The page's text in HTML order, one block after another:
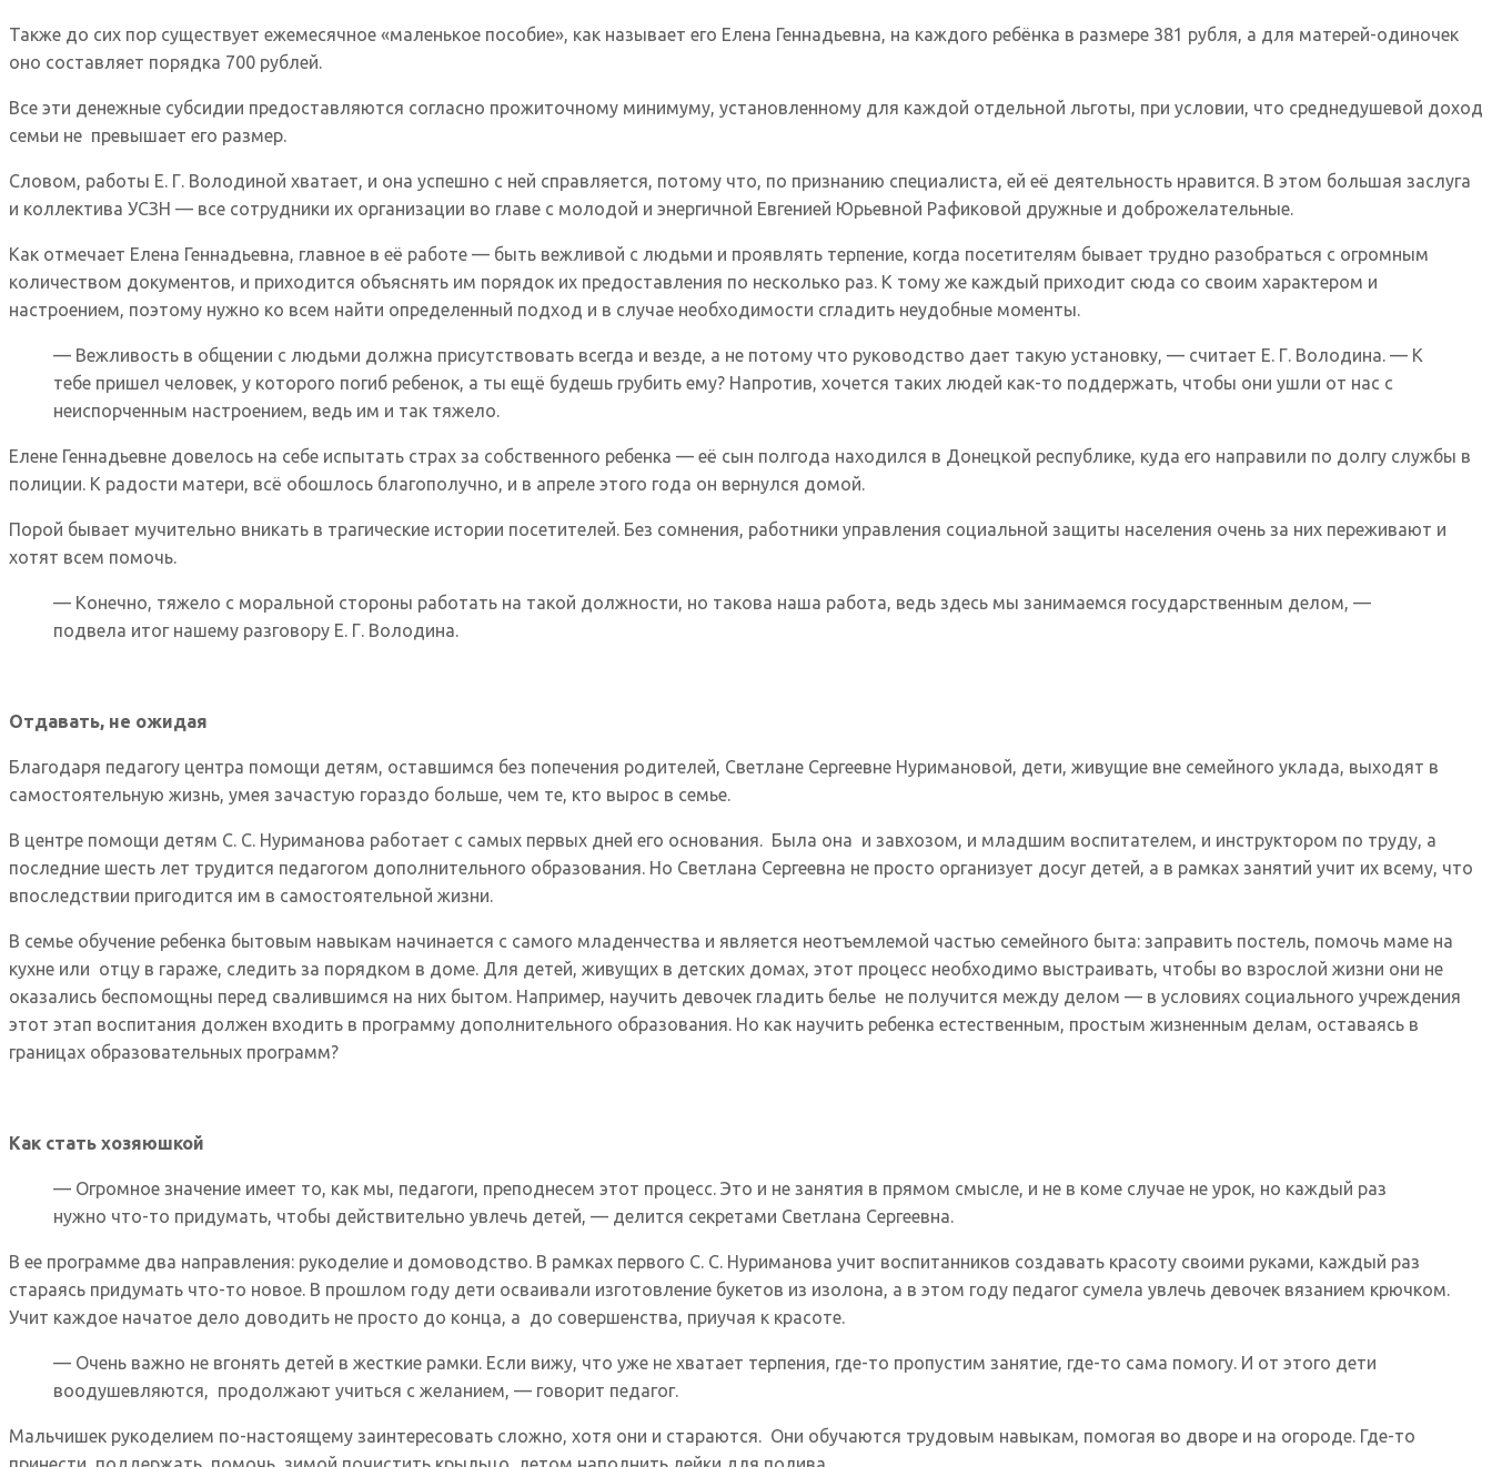
Также до сих пор существует ежемесячное «маленькое пособие», как называет его Елена Геннадьевна, на каждого ребёнка в размере 381 рубля, а для матерей-одиночек
оно составляет порядка 700 рублей.
Все эти денежные субсидии предоставляются согласно прожиточному минимуму, установленному для каждой отдельной льготы, при условии, что среднедушевой доход
семьи не превышает его размер.
Словом, работы Е. Г. Володиной хватает, и она успешно с ней справляется, потому что, по признанию специалиста, ей её деятельность нравится. В этом большая заслуга
и коллектива УСЗН — все сотрудники их организации во главе с молодой и энергичной Евгенией Юрьевной Рафиковой дружные и доброжелательные.
Как отмечает Елена Геннадьевна, главное в её работе — быть вежливой с людьми и проявлять терпение, когда посетителям бывает трудно разобраться с огромным
количеством документов, и приходится объяснять им порядок их предоставления по несколько раз. К тому же каждый приходит сюда со своим характером и
настроением, поэтому нужно ко всем найти определенный подход и в случае необходимости сгладить неудобные моменты.
— Вежливость в общении с людьми должна присутствовать всегда и везде, а не потому что руководство дает такую установку, — считает Е. Г. Володина. — К
тебе пришел человек, у которого погиб ребенок, а ты ещё будешь грубить ему? Напротив, хочется таких людей как-то поддержать, чтобы они ушли от нас с
неиспорченным настроением, ведь им и так тяжело.
Елене Геннадьевне довелось на себе испытать страх за собственного ребенка — её сын полгода находился в Донецкой республике, куда его направили по долгу службы в
полиции. К радости матери, всё обошлось благополучно, и в апреле этого года он вернулся домой.
Порой бывает мучительно вникать в трагические истории посетителей. Без сомнения, работники управления социальной защиты населения очень за них переживают и
хотят всем помочь.
— Конечно, тяжело с моральной стороны работать на такой должности, но такова наша работа, ведь здесь мы занимаемся государственным делом, —
подвела итог нашему разговору Е. Г. Володина.
Отдавать, не ожидая
Благодаря педагогу центра помощи детям, оставшимся без попечения родителей, Светлане Сергеевне Нуримановой, дети, живущие вне семейного уклада, выходят в
самостоятельную жизнь, умея зачастую гораздо больше, чем те, кто вырос в семье.
В центре помощи детям С. С. Нуриманова работает с самых первых дней его основания. Была она и завхозом, и младшим воспитателем, и инструктором по труду, а
последние шесть лет трудится педагогом дополнительного образования. Но Светлана Сергеевна не просто организует досуг детей, а в рамках занятий учит их всему, что
впоследствии пригодится им в самостоятельной жизни.
В семье обучение ребенка бытовым навыкам начинается с самого младенчества и является неотъемлемой частью семейного быта: заправить постель, помочь маме на
кухне или отцу в гараже, следить за порядком в доме. Для детей, живущих в детских домах, этот процесс необходимо выстраивать, чтобы во взрослой жизни они не
оказались беспомощны перед свалившимся на них бытом. Например, научить девочек гладить белье не получится между делом — в условиях социального учреждения
этот этап воспитания должен входить в программу дополнительного образования. Но как научить ребенка естественным, простым жизненным делам, оставаясь в
границах образовательных программ?
Как стать хозяюшкой
— Огромное значение имеет то, как мы, педагоги, преподнесем этот процесс. Это и не занятия в прямом смысле, и не в коме случае не урок, но каждый раз
нужно что-то придумать, чтобы действительно увлечь детей, — делится секретами Светлана Сергеевна.
В ее программе два направления: рукоделие и домоводство. В рамках первого С. С. Нуриманова учит воспитанников создавать красоту своими руками, каждый раз
стараясь придумать что-то новое. В прошлом году дети осваивали изготовление букетов из изолона, а в этом году педагог сумела увлечь девочек вязанием крючком.
Учит каждое начатое дело доводить не просто до конца, а до совершенства, приучая к красоте.
— Очень важно не вгонять детей в жесткие рамки. Если вижу, что уже не хватает терпения, где-то пропустим занятие, где-то сама помогу. И от этого дети
воодушевляются, продолжают учиться с желанием, — говорит педагог.
Мальчишек рукоделием по-настоящему заинтересовать сложно, хотя они и стараются. Они обучаются трудовым навыкам, помогая во дворе и на огороде. Где-то